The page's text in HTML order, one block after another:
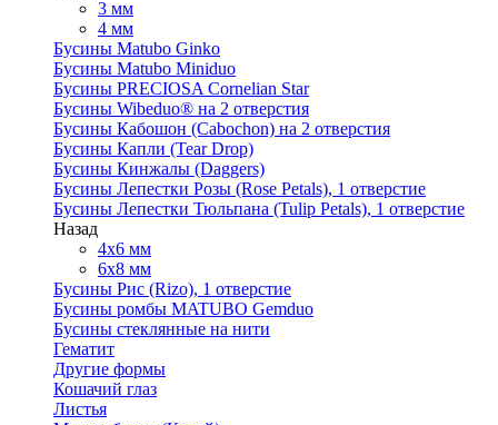
3 мм
4 мм
Бусины Matubo Ginko
Бусины Matubo Miniduo
Бусины PRECIOSA Cornelian Star
Бусины Wibeduo® на 2 отверстия
Бусины Кабошон (Cabochon) на 2 отверстия
Бусины Капли (Tear Drop)
Бусины Кинжалы (Daggers)
Бусины Лепестки Розы (Rose Petals), 1 отверстие
Бусины Лепестки Тюльпана (Tulip Petals), 1 отверстие
Назад
4x6 мм
6x8 мм
Бусины Рис (Rizo), 1 отверстие
Бусины ромбы MATUBO Gemduo
Бусины стеклянные на нити
Гематит
Другие формы
Кошачий глаз
Листья